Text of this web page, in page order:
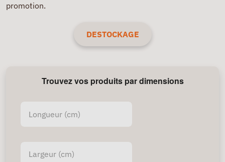
promotion.
DESTOCKAGE
Trouvez vos produits par dimensions